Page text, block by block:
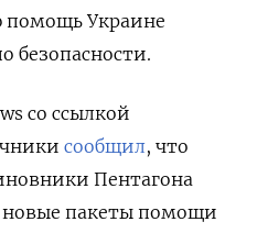
помощь Украине
безопасности.
со ссылкой
сообщил, что
Пентагона
новые пакеты помощи